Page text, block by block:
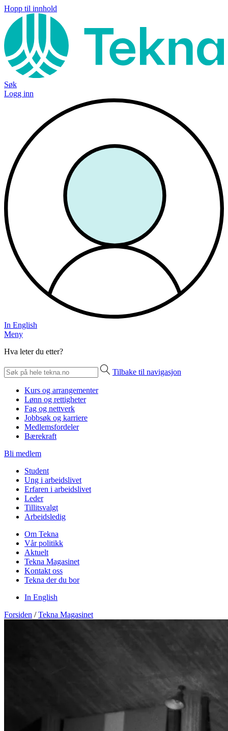
Hopp til innhold
Søk
Logg inn
In English
Meny
Hva leter du etter?
Tilbake til navigasjon
Kurs og arrangementer
Lønn og rettigheter
Fag og nettverk
Jobbsøk og karriere
Medlemsfordeler
Bærekraft
Bli medlem
Student
Ung i arbeidslivet
Erfaren i arbeidslivet
Leder
Tillitsvalgt
Arbeidsledig
Om Tekna
Vår politikk
Aktuelt
Tekna Magasinet
Kontakt oss
Tekna der du bor
In English
Forsiden / Tekna Magasinet